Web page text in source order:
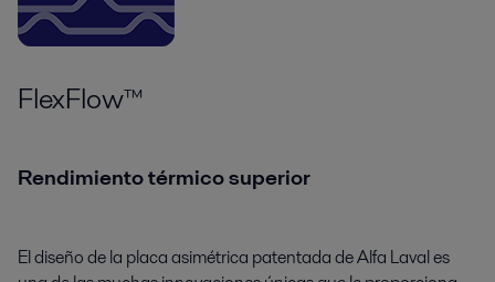
FlexFlow™
Rendimiento térmico superior
El diseño de la placa asimétrica patentada de Alfa Laval es